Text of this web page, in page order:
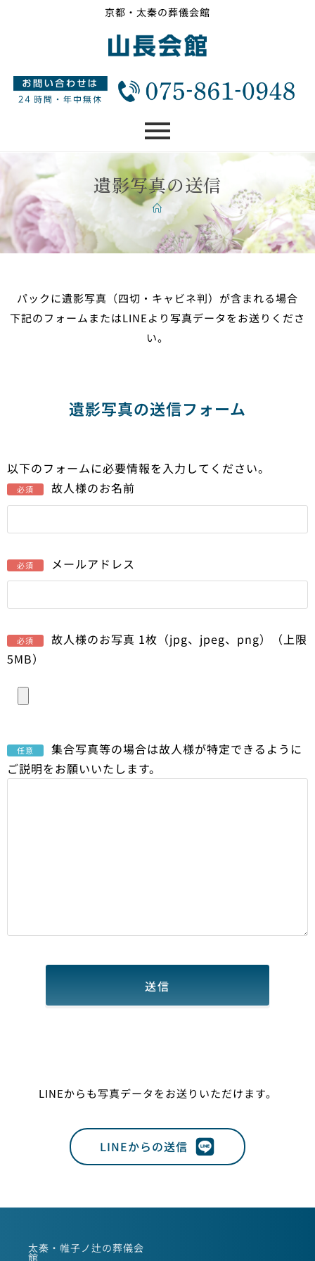
京都・太秦の葬儀会館
遺影写真の送信
パックに遺影写真 （四切・キャビネ判）が含まれる場合
下記のフォームまたはLINEより写真データをお送りくださ
い。
遺影写真の送信フォーム
以下のフォームに必要情報を入力してください。
必須 故人様のお名前
必須 メールアドレス
必須
故人様のお写真 1枚（jpg、jpeg、png）（上限
5MB）
任意
集合写真等の場合は故人様が特定できるように
ご説明をお願いいたします。
LINEからも写真データをお送りいただけます。
LINEからの送信
太秦・帷子ノ辻の葬儀会
館